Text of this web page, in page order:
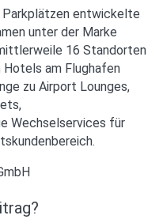
Parkplätzen entwickelte
unter der Marke
16 Standorten
Hotels am Flughafen
zu Airport Lounges,
Wechselservices für